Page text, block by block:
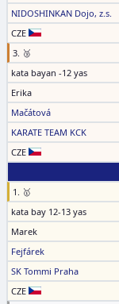
NIDOSHINKAN Dojo, z.s.
CZE
3. 🥉
kata bayan -12 yas
Erika
Mačátová
KARATE TEAM KCK
CZE
1. 🥇
kata bay 12-13 yas
Marek
Fejfárek
SK Tommi Praha
CZE